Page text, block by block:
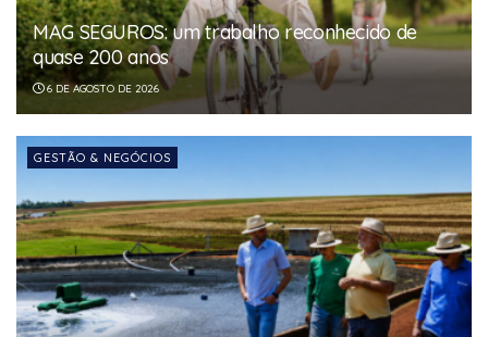
MAG SEGUROS: um trabalho reconhecido de
quase 200 anos
6 DE AGOSTO DE 2026
GESTÃO & NEGÓCIOS